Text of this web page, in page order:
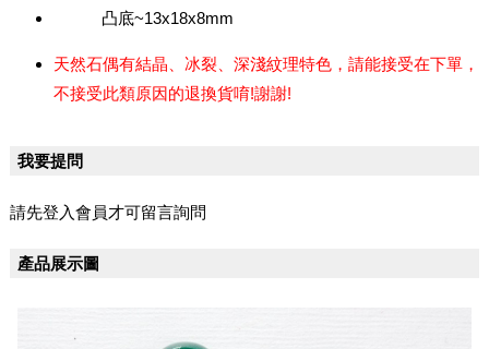
凸底~13x18x8mm
天然石偶有結晶、冰裂、深淺紋理特色，請能接受在下單，
不接受此類原因的退換貨唷!謝謝!
我要提問
請先登入會員才可留言詢問
產品展示圖